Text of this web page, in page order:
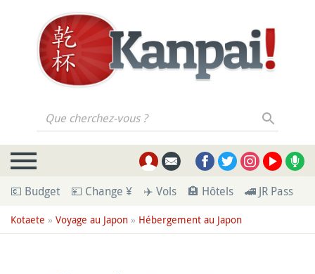
Que cherchez-vous ?
💶 Budget 💴 Change ¥ ✈️ Vols 🏨 Hôtels 🚄 JR Pass
Kotaete » Voyage au Japon » Hébergement au Japon